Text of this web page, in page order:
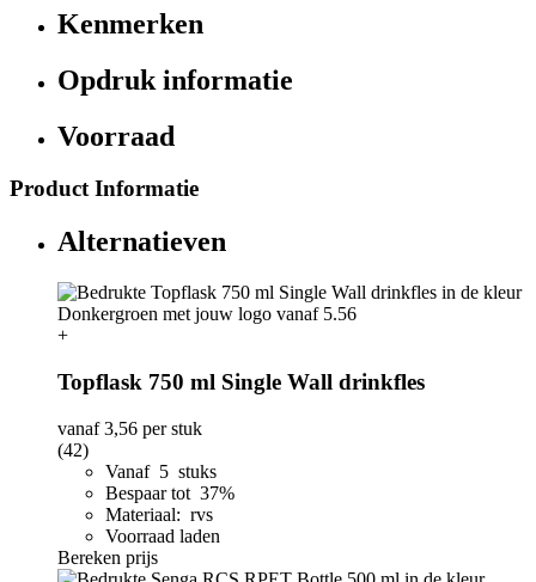
Kenmerken
Opdruk informatie
Voorraad
Product Informatie
Alternatieven
+
Topflask 750 ml Single Wall drinkfles
vanaf3,56 per stuk
(42)
Vanaf 5 stuks
Bespaar tot 37%
Materiaal: rvs
Voorraad laden
Bereken prijs